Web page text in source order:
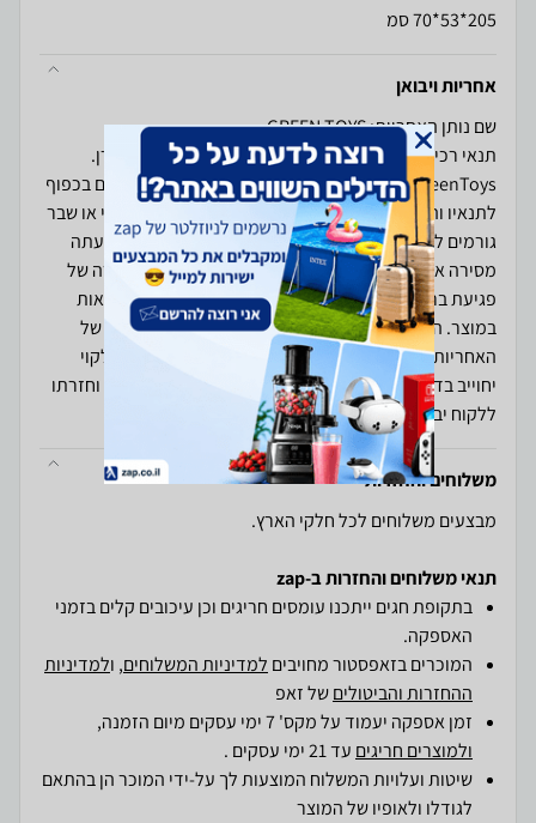
205*53*70 סמ
אחריות ויבואן
שם נותן האחריות: GREEN TOYS
תנאי רכישה ואחריות: האחריות הינה אחריות יבואן או יצרן.
GreenToys מהווה כספק שירות בלבד. תנאי האחריות הם בכפוף
לתנאיו והחלטתו של היבואן בארץ. פגיעה פיזית , נזק פיזי או שבר
גורמים לפקיעת האחריות. הסרת מדבקת אחריות או קריעתה
מסירה את האחריות מן המוצר. האחריות לא תחול במקרה של
פגיעת ברק,קצר חשמלי , שריפה , רטיבות או שימוש לא נאות
במוצר. הרכבה לקויה של חלקים עלולה לגרום לפקיעתה של
האחריות. מוצר שיבדק וימצא תקין או שנעשה בו שימוש לקוי
יחוייב בדמי בדיקה של 110 שקלים. משלוח המוצר הפגום וחזרתו
ללקוח יבוצעו על חשבון הלקוח ותחת אחריותו.
משלוחים והחזרות
מבצעים משלוחים לכל חלקי הארץ.
תנאי משלוחים והחזרות ב-zap
בתקופת חגים ייתכנו עומסים חריגים וכן עיכובים קלים בזמני
האספקה.
המוכרים בזאפסטור מחויבים למדיניות המשלוחים, ולמדיניות
ההחזרות והביטוליםשל זאפ
זמן אספקה יעמוד על מקס' 7 ימי עסקים מיום הזמנה,
ולמוצרים חריגים עד 21 ימי עסקים .
שיטות ועלויות המשלוח המוצעות לך על-ידי המוכר הן בהתאם
לגודלו ולאופיו של המוצר